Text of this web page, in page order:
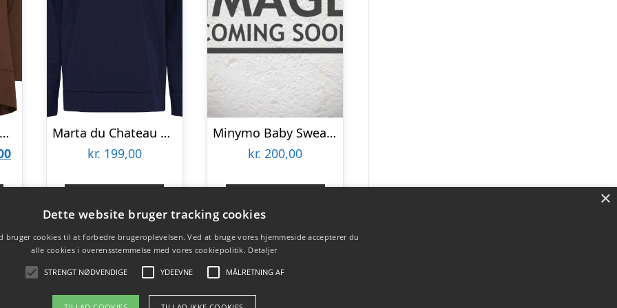
Marta du Chateau dame sweatshirt MdcPine 85783-1 – Moro18
Den
kr. 150,00.
Marta du Chateau dame sweatshirt MdcAnnemette J-639 – Navy
kr. 199,00
Gå til shop
Minymo Baby Sweatsæt – Dark Olive – 80
kr. 200,00
Gå til shop ×
Dette website bruger tracking cookies
bruger cookies til at forbedre brugeroplevelsen. Ved at bruge vores hjemmeside accepterer du
alle cookies i overensstemmelse med vores cookiepolitik. Detaljer
STRENGT NØDVENDIGE YDEEVNE MÅLRETNING AF